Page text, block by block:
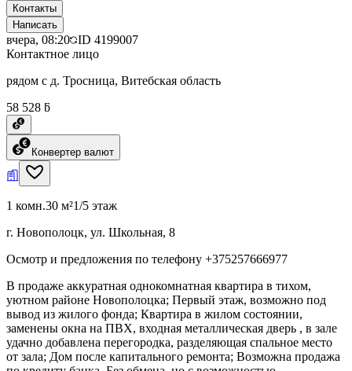
Контакты
Написать
вчера, 08:20 ID 4199007
Контактное лицо
рядом с д. Тросница, Витебская область
58 528 ƃ
Конвертер валют
1 комн.30 м²1/5 этаж
г. Новополоцк, ул. Школьная, 8
Осмотр и предложения по телефону +375257666977
В продаже аккуратная однокомнатная квартира в тихом,
уютном районе Новополоцка; Первый этаж, возможно под
вывод из жилого фонда; Квартира в жилом состоянии,
заменены окна на ПВХ, входная металлическая дверь , в зале
удачно добавлена перегородка, разделяющая спальное место
от зала; Дом после капитального ремонта; Возможна продажа